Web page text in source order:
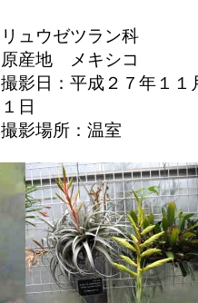
リュウゼツラン科
原産地 メキシコ
撮影日：平成２７年１１
１日
撮影場所：温室